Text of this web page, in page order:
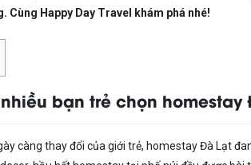
Cùng Happy Day Travel khám phá nhé!
bạn trẻ chọn
càng thay đổi của giới trẻ, homestay Đà Lạt